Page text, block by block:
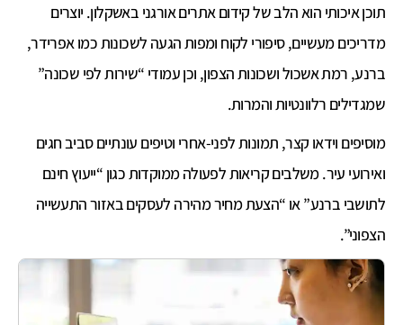
תוכן איכותי הוא הלב של קידום אתרים אורגני באשקלון. יוצרים
מדריכים מעשיים, סיפורי לקוח ומפות הגעה לשכונות כמו אפרידר,
ברנע, רמת אשכול ושכונות הצפון, וכן עמודי “שירות לפי שכונה”
שמגדילים רלוונטיות והמרות.
מוסיפים וידאו קצר, תמונות לפני-אחרי וטיפים עונתיים סביב חגים
ואירועי עיר. משלבים קריאות לפעולה ממוקדות כגון “ייעוץ חינם
לתושבי ברנע” או “הצעת מחיר מהירה לעסקים באזור התעשייה
הצפוני”.